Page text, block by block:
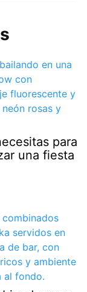
para
una fiesta